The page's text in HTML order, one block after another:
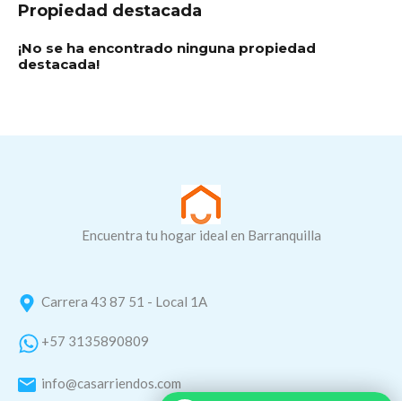
Propiedad destacada
¡No se ha encontrado ninguna propiedad
destacada!
Encuentra tu hogar ideal en Barranquilla
Carrera 43 87 51 - Local 1A
+57 3135890809
info@casarriendos.com